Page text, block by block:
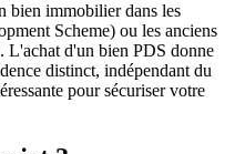
bien immobilier dans les
Scheme) ou les anciens
d'un bien PDS donne
distinct, indépendant du
pour sécuriser votre